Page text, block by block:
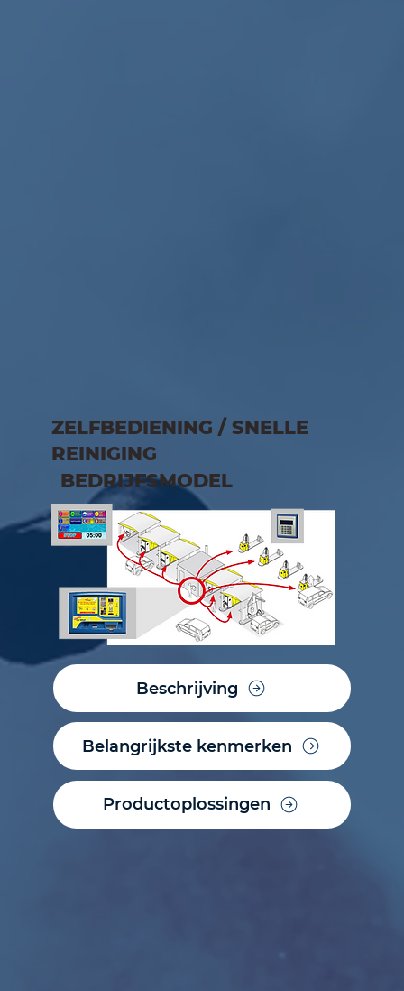
ZELFBEDIENING / SNELLE
REINIGING
BEDRIJFSMODEL
Beschrijving
Belangrijkste kenmerken
Productoplossingen